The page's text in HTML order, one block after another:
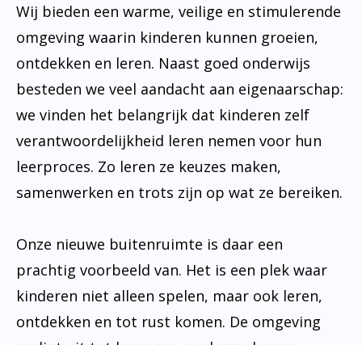
Wij bieden een warme, veilige en stimulerende
omgeving waarin kinderen kunnen groeien,
ontdekken en leren. Naast goed onderwijs
besteden we veel aandacht aan eigenaarschap:
we vinden het belangrijk dat kinderen zelf
verantwoordelijkheid leren nemen voor hun
leerproces. Zo leren ze keuzes maken,
samenwerken en trots zijn op wat ze bereiken.
Onze nieuwe buitenruimte is daar een
prachtig voorbeeld van. Het is een plek waar
kinderen niet alleen spelen, maar ook leren,
ontdekken en tot rust komen. De omgeving